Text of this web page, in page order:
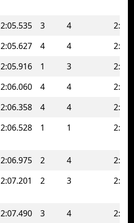
2:05.535 3 4
2:05.627 4 4
2:05.916 1 3
2:06.060 4 4
2:06.358 4 4
2:06.528 1 1
2:06.975 2 4
2:07.201 2 3
2:07.490 3 4